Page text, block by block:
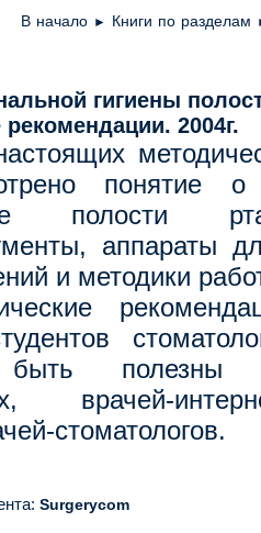
В начало ► Книги по разделам
гигиены
2004г.
понятие о
полости
аппараты
и методики
полезны
врачей-
стоматологов.
: Surgerycom